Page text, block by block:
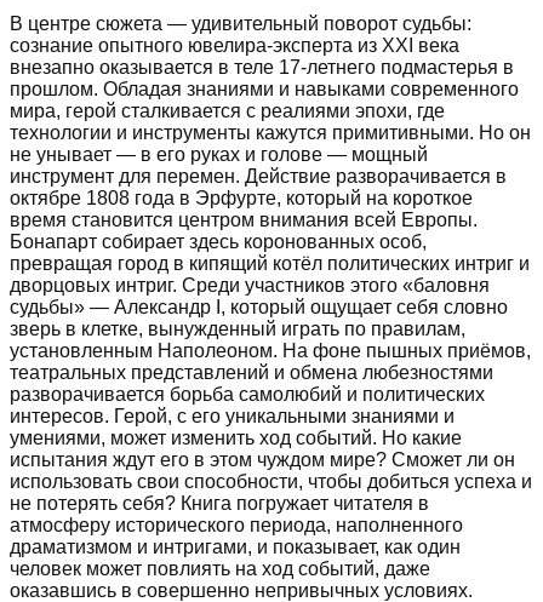
В центре сюжета — удивительный поворот судьбы:
сознание опытного ювелира-эксперта из XXI века
внезапно оказывается в теле 17-летнего подмастерья в
прошлом. Обладая знаниями и навыками современного
мира, герой сталкивается с реалиями эпохи, где
технологии и инструменты кажутся примитивными. Но он
не унывает — в его руках и голове — мощный
инструмент для перемен. Действие разворачивается в
октябре 1808 года в Эрфурте, который на короткое
время становится центром внимания всей Европы.
Бонапарт собирает здесь коронованных особ,
превращая город в кипящий котёл политических интриг и
дворцовых интриг. Среди участников этого «баловня
судьбы» — Александр I, который ощущает себя словно
зверь в клетке, вынужденный играть по правилам,
установленным Наполеоном. На фоне пышных приёмов,
театральных представлений и обмена любезностями
разворачивается борьба самолюбий и политических
интересов. Герой, с его уникальными знаниями и
умениями, может изменить ход событий. Но какие
испытания ждут его в этом чуждом мире? Сможет ли он
использовать свои способности, чтобы добиться успеха и
не потерять себя? Книга погружает читателя в
атмосферу исторического периода, наполненного
драматизмом и интригами, и показывает, как один
человек может повлиять на ход событий, даже
оказавшись в совершенно непривычных условиях.